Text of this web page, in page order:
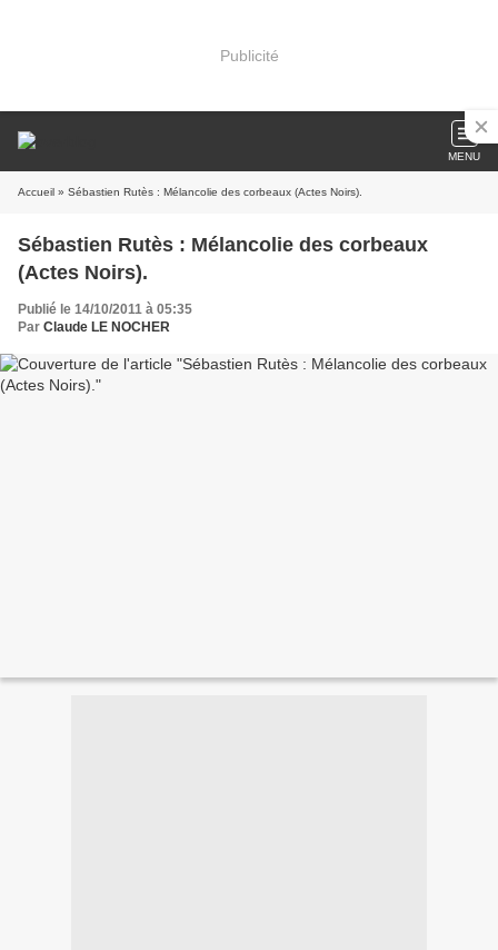
Publicité
MENU
Accueil » Sébastien Rutès : Mélancolie des corbeaux (Actes Noirs).
Sébastien Rutès : Mélancolie des corbeaux
(Actes Noirs).
Publié le 14/10/2011 à 05:35
Par Claude LE NOCHER